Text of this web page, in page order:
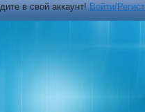
в свой аккаунт!Войти/